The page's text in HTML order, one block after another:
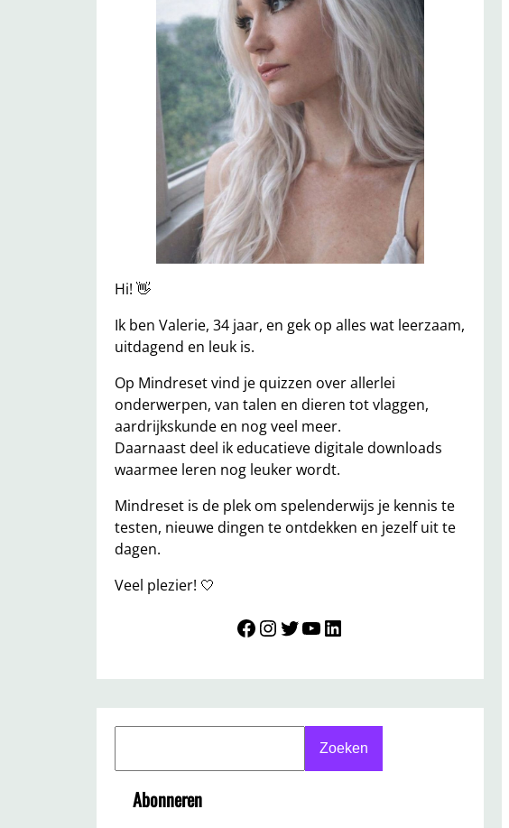
Hi! 👋
Ik ben Valerie, 34 jaar, en gek op alles wat leerzaam,
uitdagend en leuk is.
Op Mindreset vind je quizzen over allerlei
onderwerpen, van talen en dieren tot vlaggen,
aardrijkskunde en nog veel meer.
Daarnaast deel ik educatieve digitale downloads
waarmee leren nog leuker wordt.
Mindreset is de plek om spelenderwijs je kennis te
testen, nieuwe dingen te ontdekken en jezelf uit te
dagen.
Veel plezier! 🤍
Mindreset InstagramTwitter YouTube LinkedIn
Zoeken
Abonneren